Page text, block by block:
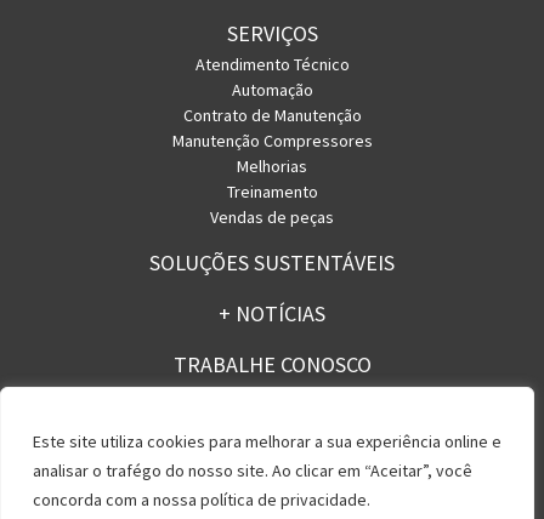
Este site utiliza cookies para melhorar a sua experiência online e
analisar o trafégo do nosso site. Ao clicar em “Aceitar”, você
concorda com a nossa política de privacidade.
SERVIÇOS
Atendimento Técnico
Automação
Contrato de Manutenção
Manutenção Compressores
Melhorias
Treinamento
Vendas de peças
SOLUÇÕES SUSTENTÁVEIS
+ NOTÍCIAS
TRABALHE CONOSCO